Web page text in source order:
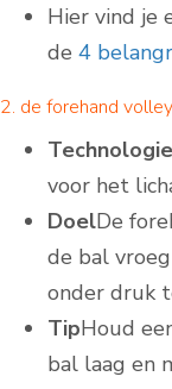
Hier vind je
de 4
2. de forehand volley
Technologie
voor het
DoelDe
de bal
onder druk
TipHoud
bal laag en